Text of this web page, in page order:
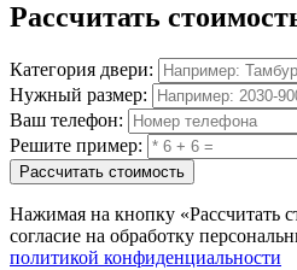
Рассчитать
Категория двери:
Нужный размер:
Ваш телефон:
Решите пример:
Рассчитать стоимость
Нажимая на кнопку «Рассчитать
согласие на обработку
политикой конфиденциальности